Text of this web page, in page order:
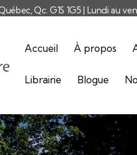
Qc. G1S 1G5| Lundi au
Accueil À propos
Librairie Blogue